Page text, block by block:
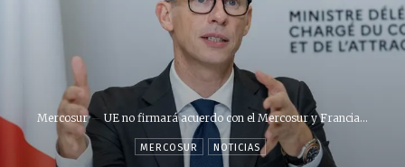
Mercosur UE no firmará acuerdo con el Mercosur y Francia...
MERCOSUR NOTICIAS